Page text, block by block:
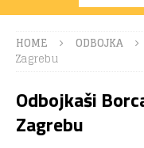
HOME ODBOJKA
Zagrebu
Odbojkaši
Zagrebu